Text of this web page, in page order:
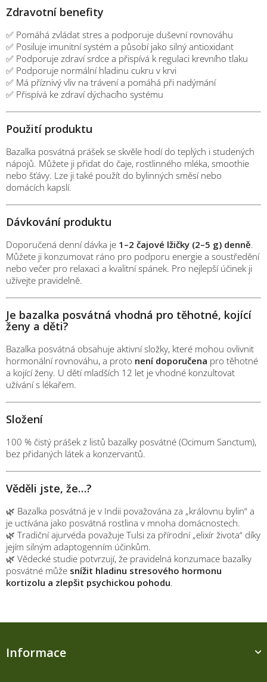
Zdravotní benefity
✅ Pomáhá zvládat stres a podporuje duševní rovnováhu
✅ Posiluje imunitní systém a působí jako silný antioxidant
✅ Podporuje zdraví srdce a přispívá k regulaci krevního tlaku
✅ Podporuje normální hladinu cukru v krvi
✅ Má příznivý vliv na trávení a pomáhá při nadýmání
✅ Přispívá ke zdraví dýchacího systému
Použití produktu
Bazalka posvátná prášek se skvěle hodí do teplých i studených
nápojů. Můžete ji přidat do čaje, rostlinného mléka, smoothie
nebo šťávy. Lze ji také použít do bylinných směsí nebo
domácích kapslí.
Dávkování produktu
Doporučená denní dávka je 1–2 čajové lžičky (2–5 g) denně.
Můžete ji konzumovat ráno pro podporu energie a soustředění
nebo večer pro relaxaci a kvalitní spánek. Pro nejlepší účinek ji
užívejte pravidelně.
Je bazalka posvátná vhodná pro těhotné, kojící
ženy a děti?
Bazalka posvátná obsahuje aktivní složky, které mohou ovlivnit
hormonální rovnováhu, a proto není doporučena pro těhotné
a kojící ženy. U dětí mladších 12 let je vhodné konzultovat
užívání s lékařem.
Složení
100 % čistý prášek z listů bazalky posvátné (Ocimum Sanctum),
bez přidaných látek a konzervantů.
Věděli jste, že…?
🌿 Bazalka posvátná je v Indii považována za „královnu bylin“ a
je uctívána jako posvátná rostlina v mnoha domácnostech.
🌿 Tradiční ajurvéda považuje Tulsi za přírodní „elixír života“ díky
jejím silným adaptogenním účinkům.
🌿 Vědecké studie potvrzují, že pravidelná konzumace bazalky
posvátné může snížit hladinu stresového hormonu
kortizolu a zlepšit psychickou pohodu.
Z
Informace